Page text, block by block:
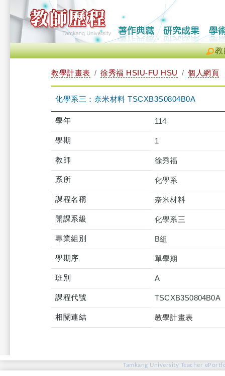
教
教學計畫表 徐秀福 HSIU-FU HSU 個人網頁
化學系三：奈米材料 TSCXB3S0804B0A
學年 114
學期 1
教師 徐秀福
系所 化學系
課程名稱 奈米材料
開課系級 化學系三
專業組別 B組
學期序 單學期
班別 A
課程代號 TSCXB3S0804B0A
相關連結 教學計畫表
Tamkang University Teacher